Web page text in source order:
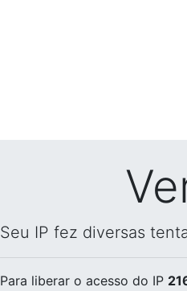
Seu IP fez diversas
Para liberar o acesso do IP